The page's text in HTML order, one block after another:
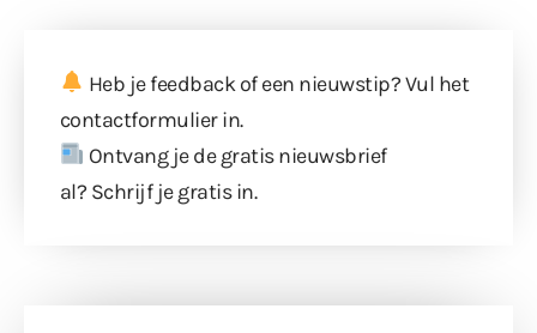
Heb je feedback of een nieuwstip? Vul het
contactformulierin.
Ontvang je de gratis nieuwsbrief
al? Schrijf je gratis in.